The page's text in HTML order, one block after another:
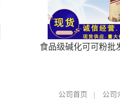
食品级碱化可可粉批
公司首页 公司